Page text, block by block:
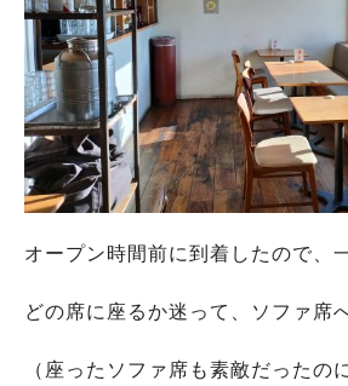
オープン時間前に到着したので、
どの席に座るか迷って、ソファ席へ
（座ったソファ席も素敵だったの